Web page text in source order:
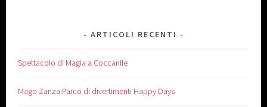
ARTICOLI RECENTI
Spettacolo di Magia a Coccanile
Mago Zanza Parco di divertimenti Happy Days